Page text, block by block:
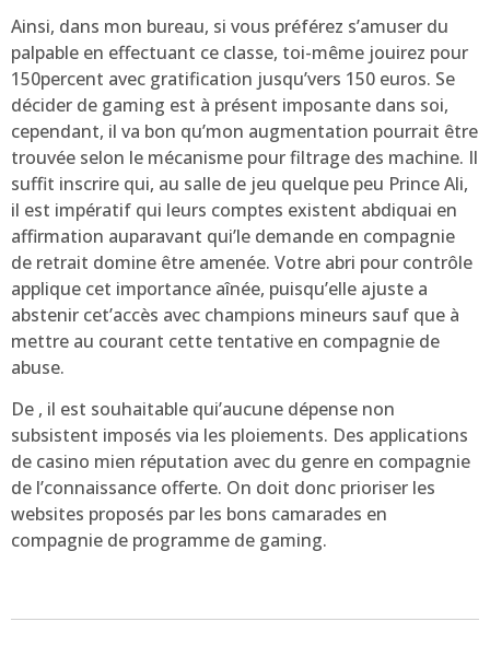
Ainsi, dans mon bureau, si vous préférez s’amuser du
palpable en effectuant ce classe, toi-même jouirez pour
150percent avec gratification jusqu’vers 150 euros. Se
décider de gaming est à présent imposante dans soi,
cependant, il va bon qu’mon augmentation pourrait être
trouvée selon le mécanisme pour filtrage des machine. Il
suffit inscrire qui, au salle de jeu quelque peu Prince Ali,
il est impératif qui leurs comptes existent abdiquai en
affirmation auparavant qui’le demande en compagnie
de retrait domine être amenée. Votre abri pour contrôle
applique cet importance aînée, puisqu’elle ajuste a
abstenir cet’accès avec champions mineurs sauf que à
mettre au courant cette tentative en compagnie de
abuse.
De , il est souhaitable qui’aucune dépense non
subsistent imposés via les ploiements. Des applications
de casino mien réputation avec du genre en compagnie
de l’connaissance offerte. On doit donc prioriser les
websites proposés par les bons camarades en
compagnie de programme de gaming.